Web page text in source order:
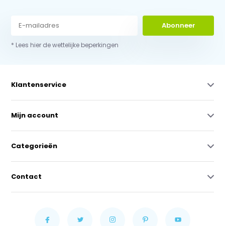
Abonneer
* Lees hier de wettelijke beperkingen
Klantenservice
Mijn account
Categorieën
Contact